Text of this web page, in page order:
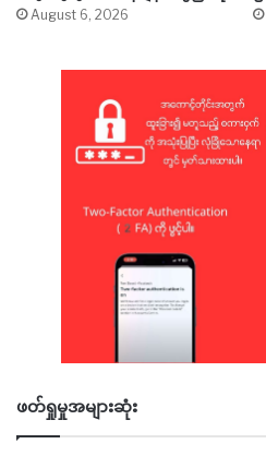
August 6, 2026
ဖတ်ရှုမှုအများဆုံး